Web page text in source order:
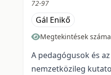
72-97
Gál Enikő
Megtekintések
A pedagógusok és
nemzetközileg